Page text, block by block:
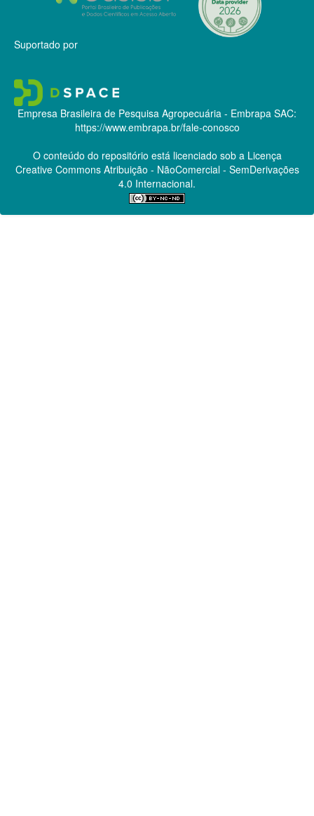
Suportado por
Empresa Brasileira de Pesquisa Agropecuária - Embrapa SAC:
https://www.embrapa.br/fale-conosco
O conteúdo do repositório está licenciado sob a Licença
Creative CommonsAtribuição - NãoComercial - SemDerivações
4.0 Internacional.